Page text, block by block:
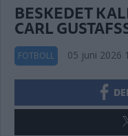
BESKEDET
CARL
FOTBOLL 05 juni 2026